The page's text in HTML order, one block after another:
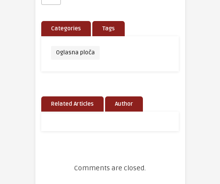
Categories Tags
Oglasna ploča
Related Articles Author
Comments are closed.